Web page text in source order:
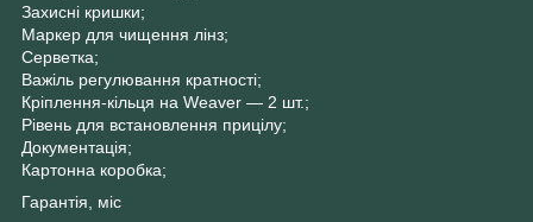
Захисні кришки;
Маркер для чищення лінз;
Серветка;
Важіль регулювання кратності;
Кріплення-кільця на Weaver — 2 шт.;
Рівень для встановлення прицілу;
Документація;
Картонна коробка;
Гарантія, міс